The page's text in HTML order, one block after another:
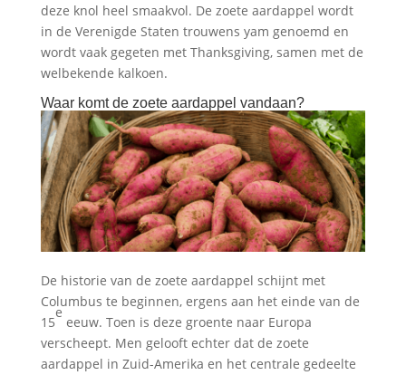
deze knol heel smaakvol. De zoete aardappel wordt
in de Verenigde Staten trouwens yam genoemd en
wordt vaak gegeten met Thanksgiving, samen met de
welbekende kalkoen.
Waar komt de zoete aardappel vandaan?
De historie van de zoete aardappel schijnt met
Columbus te beginnen, ergens aan het einde van de
15
e
eeuw. Toen is deze groente naar Europa
verscheept. Men gelooft echter dat de zoete
aardappel in Zuid-Amerika en het centrale gedeelte